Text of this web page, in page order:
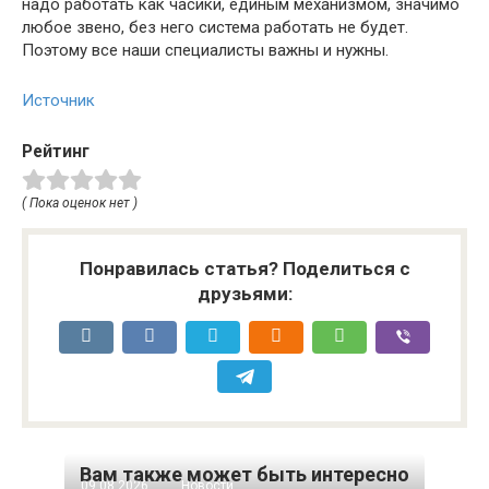
надо работать как часики, единым механизмом, значимо
любое звено, без него система работать не будет.
Поэтому все наши специалисты важны и нужны.
Источник
Рейтинг
( Пока оценок нет )
Понравилась статья? Поделиться с
друзьями:
Вам также может быть интересно
09.08.2026 Новости